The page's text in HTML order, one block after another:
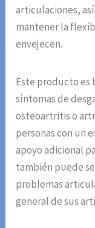
articulaciones,
mantener la
envejecen.
Este producto es
síntomas de
osteoartritis o
personas con un
apoyo adicional
también puede
problemas
general de sus